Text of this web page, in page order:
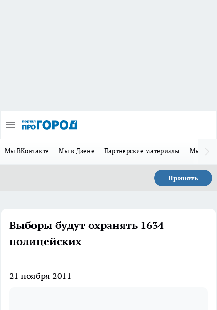
Мы ВКонтакте Мы в Дзене Партнерские материалы Мы в
Принять
Выборы будут охранять 1634
полицейских
21 ноября 2011